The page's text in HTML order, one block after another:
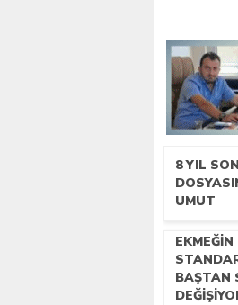
8 YIL
UMUT
EKMEĞIN
BAŞTAN